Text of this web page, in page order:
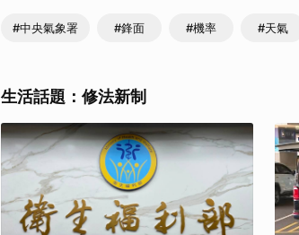
#中央氣象署 #鋒面 #機率 #天氣
生活話題：修法新制
取消